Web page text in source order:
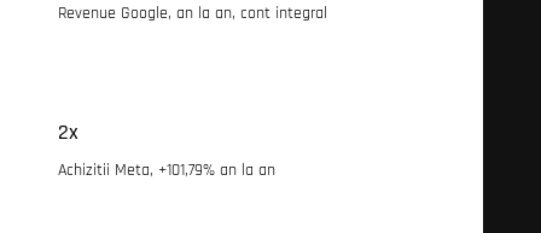
Revenue Google, an la an, cont integral
2x
Achizitii Meta, +101,79% an la an